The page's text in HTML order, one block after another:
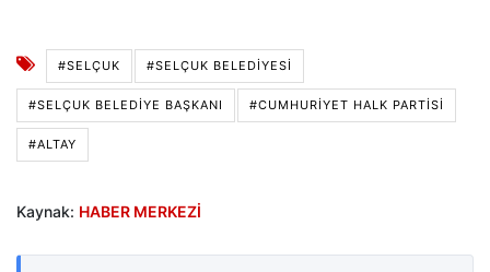
#SELÇUK #SELÇUK BELEDIYESI
#SELÇUK BELEDIYE BAŞKANI #CUMHURİYET HALK PARTİSİ
#ALTAY
Kaynak: HABER MERKEZİ